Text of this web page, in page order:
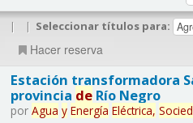
| | Seleccionar títulos para:
Hacer reserva
Estación transformadora
provincia deRío Negro
por Agua y Energía Eléctrica,